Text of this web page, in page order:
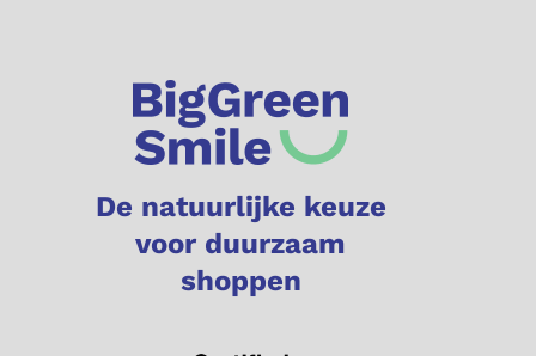
De natuurlijke keuze
voor duurzaam
shoppen